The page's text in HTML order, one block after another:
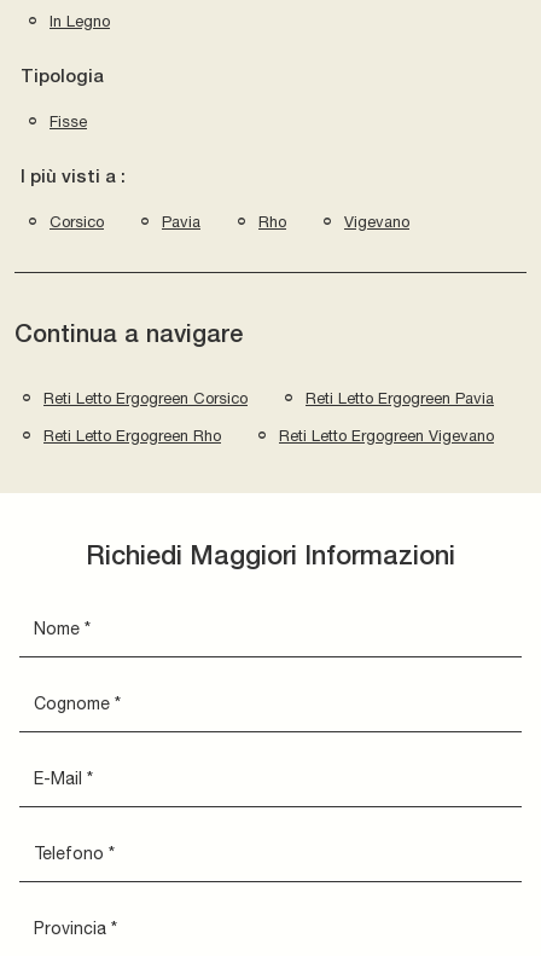
In Legno
Tipologia
Fisse
I più visti a :
Corsico Pavia Rho Vigevano
Continua a navigare
Reti Letto Ergogreen Corsico Reti Letto Ergogreen Pavia
Reti Letto Ergogreen Rho Reti Letto Ergogreen Vigevano
Richiedi Maggiori Informazioni